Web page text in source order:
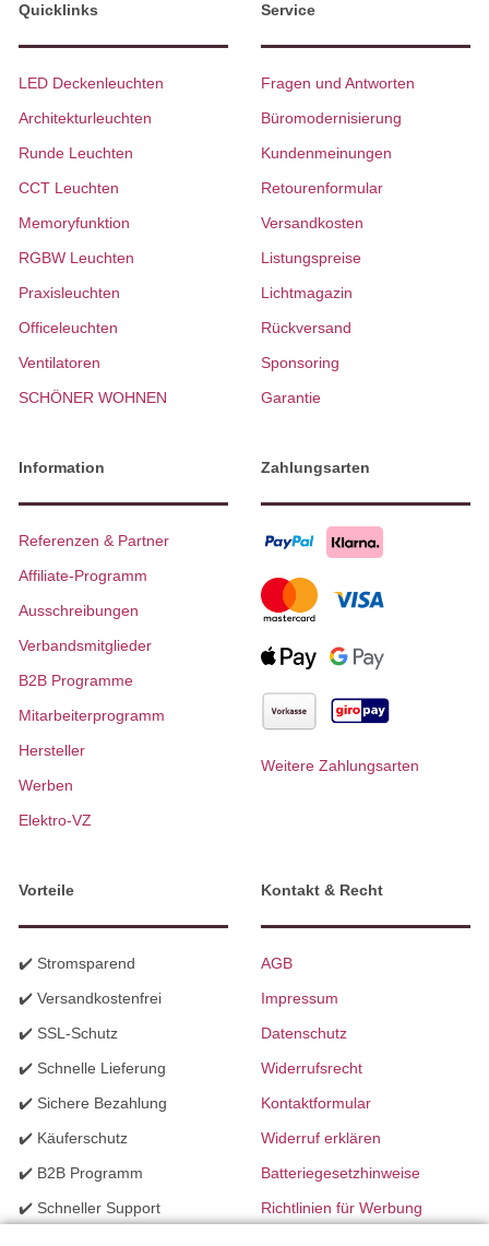
Quicklinks
LED Deckenleuchten
Architekturleuchten
Runde Leuchten
CCT Leuchten
Memoryfunktion
RGBW Leuchten
Praxisleuchten
Officeleuchten
Ventilatoren
SCHÖNER WOHNEN
Service
Fragen und Antworten
Büromodernisierung
Kundenmeinungen
Retourenformular
Versandkosten
Listungspreise
Lichtmagazin
Rückversand
Sponsoring
Garantie
Information
Referenzen & Partner
Affiliate-Programm
Ausschreibungen
Verbandsmitglieder
B2B Programme
Mitarbeiterprogramm
Hersteller
Werben
Elektro-VZ
Zahlungsarten
Weitere Zahlungsarten
Vorteile
✔️ Stromsparend
✔️ Versandkostenfrei
✔️ SSL-Schutz
✔️ Schnelle Lieferung
✔️ Sichere Bezahlung
✔️ Käuferschutz
✔️ B2B Programm
✔️ Schneller Support
Kontakt & Recht
AGB
Impressum
Datenschutz
Widerrufsrecht
Kontaktformular
Widerruf erklären
Batteriegesetzhinweise
Richtlinien für Werbung